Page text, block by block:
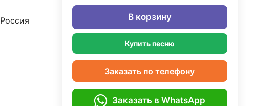
Россия
В корзину
Купить песню
Заказать по телефону
Заказать в WhatsApp